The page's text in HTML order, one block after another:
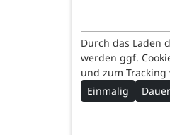
Durch das Laden
werden ggf.
und zum Tracking
Einmalig